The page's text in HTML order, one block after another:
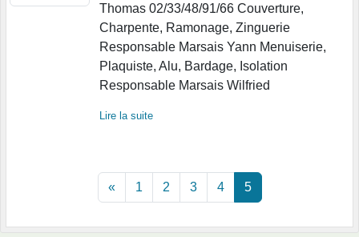
Thomas 02/33/48/91/66 Couverture,
Charpente, Ramonage, Zinguerie
Responsable Marsais Yann Menuiserie,
Plaquiste, Alu, Bardage, Isolation
Responsable Marsais Wilfried
Lire la suite
« 1 2 3 4 5